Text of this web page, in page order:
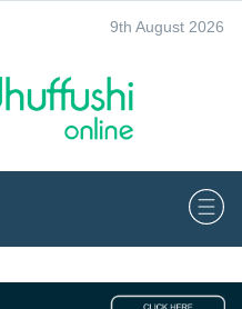
9th August 2026